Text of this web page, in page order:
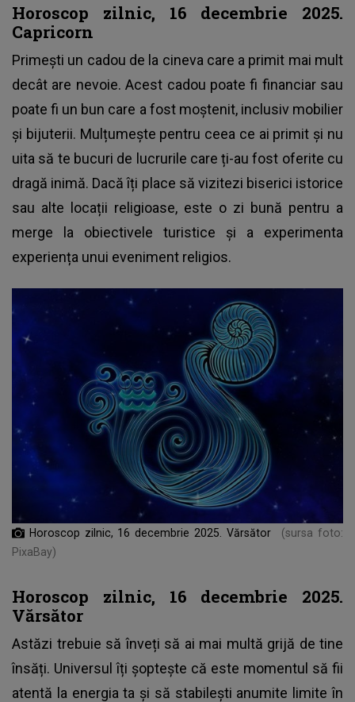
Horoscop zilnic, 16 decembrie 2025.
Capricorn
Primești un cadou de la cineva care a primit mai mult
decât are nevoie. Acest cadou poate fi financiar sau
poate fi un bun care a fost moștenit, inclusiv mobilier
și bijuterii. Mulțumește pentru ceea ce ai primit și nu
uita să te bucuri de lucrurile care ți-au fost oferite cu
dragă inimă. Dacă îți place să vizitezi biserici istorice
sau alte locații religioase, este o zi bună pentru a
merge la obiectivele turistice și a experimenta
experiența unui eveniment religios.
Horoscop zilnic, 16 decembrie 2025. Vărsător
(sursa foto:
PixaBay)
Horoscop zilnic, 16 decembrie 2025.
Vărsător
Astăzi trebuie să înveți să ai mai multă grijă de tine
însăți. Universul îți șoptește că este momentul să fii
atentă la energia ta și să stabilești anumite limite în